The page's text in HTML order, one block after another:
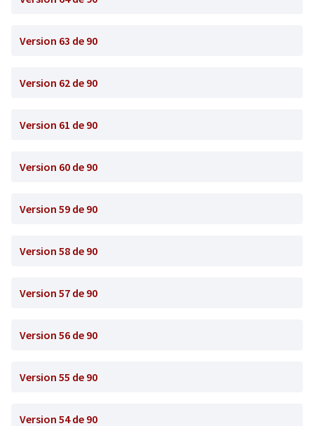
Version 63 de 90
Version 62 de 90
Version 61 de 90
Version 60 de 90
Version 59 de 90
Version 58 de 90
Version 57 de 90
Version 56 de 90
Version 55 de 90
Version 54 de 90